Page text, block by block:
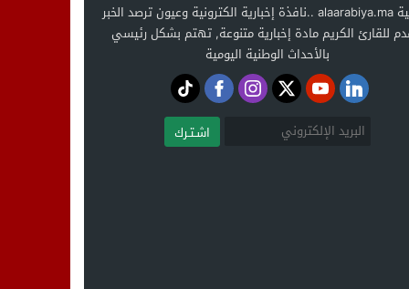
العربية alaarabiya.ma ..نافذة إخبارية الكترونية وعيون ترصد الخبر
للقارئ الكريم مادة إخبارية متنوعة, تهتم بشكل رئيسي
بالأحداث الوطنية اليومية
اشـتـرك